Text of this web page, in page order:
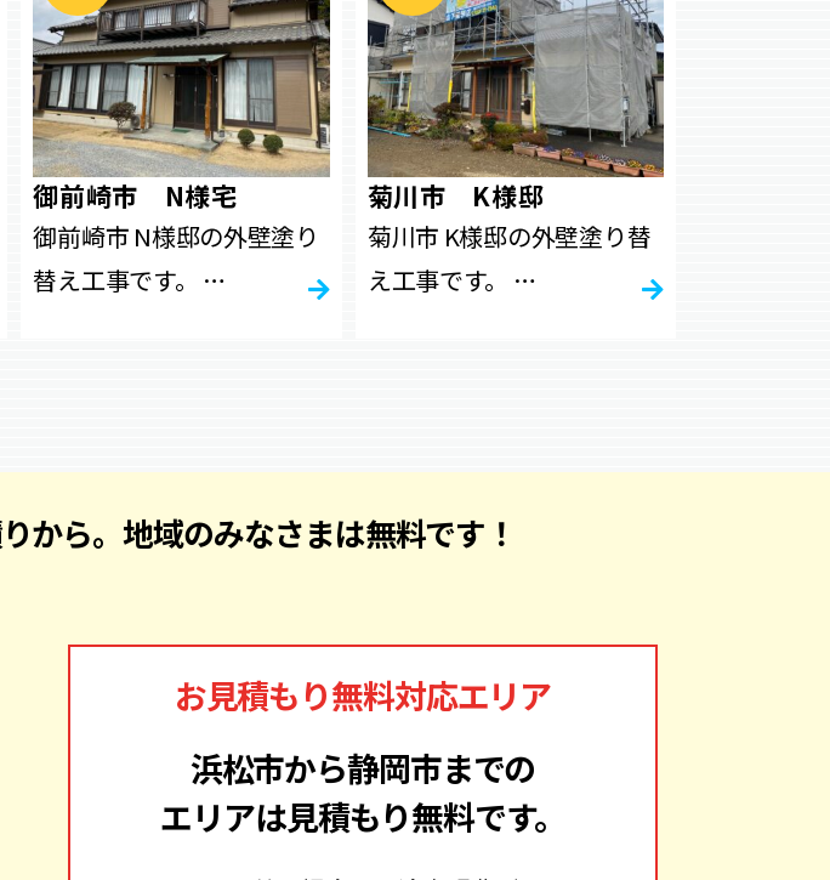
御前崎市 N様宅
御前崎市 N様邸の外壁塗り
替え工事です。 …
菊川市 K様邸
菊川市 K様邸の外壁塗り替
え工事です。 …
から。地域のみなさまは無料です！
お見積もり無料対応エリア
浜松市から静岡市までの
エリアは見積もり無料です。